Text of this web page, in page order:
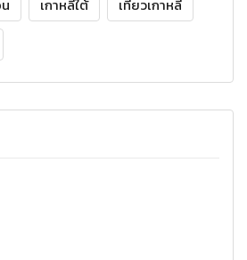
เกาหลีใต้
เที่ยวเกาหลี